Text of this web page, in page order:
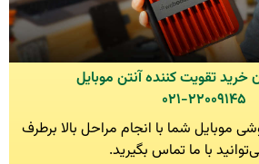
خرید تقویت کننده آنتن موبایل
۰۲۱-۲۲۰۰۹۱۴۵
موبایل شما با انجام مراحل بالا برطرف
با ما تماس بگیرید.